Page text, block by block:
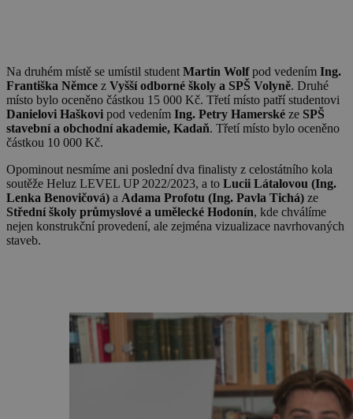
Na druhém místě se umístil student Martin Wolfpod vedením Ing.
Františka Němce z Vyšší odborné školy a SPŠ Volyně. Druhé
místo bylo oceněno částkou 15 000 Kč. Třetí místo patří studentovi
Danielovi Haškovi pod vedením Ing. Petry Hamerské ze SPŠ
stavební a obchodní akademie, Kadaň. Třetí místo bylo oceněno
částkou 10 000 Kč.
Opominout nesmíme ani poslední dva finalisty z celostátního kola
soutěže Heluz LEVEL UP 2022/2023, a to Lucii Látalovou (Ing.
Lenka Benovičová) a Adama Profotu (Ing. Pavla Tichá) ze
Střední školy průmyslové a umělecké Hodonín, kde chválíme
nejen konstrukční provedení, ale zejména vizualizace navrhovaných
staveb.